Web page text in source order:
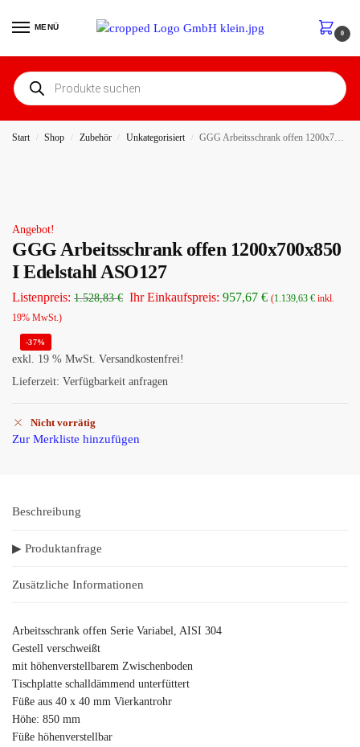
MENÜ
0
Start / Shop / Zubehör / Unkategorisiert / GGG Arbeitsschrank offen 1200x700x850 I Edelstahl ASO127
Angebot!
GGG Arbeitsschrank offen 1200x700x850
I Edelstahl ASO127
Listenpreis: 1.528,83€ Ihr Einkaufspreis: 957,67 € (1.139,63 € inkl.
19% MwSt.)
-37%
exkl. 19 % MwSt. Versandkostenfrei!
Lieferzeit: Verfügbarkeit anfragen
Nicht vorrätig
Zur Merkliste hinzufügen
Beschreibung
▶ Produktanfrage
Zusätzliche Informationen
Arbeitsschrank offen Serie Variabel, AISI 304
Gestell verschweißt
mit höhenverstellbarem Zwischenboden
Tischplatte schalldämmend unterfüttert
Füße aus 40 x 40 mm Vierkantrohr
Höhe: 850 mm
Füße höhenverstellbar